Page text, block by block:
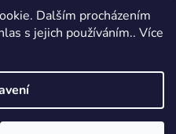
Dalším procházením
s jejich používáním.. Více